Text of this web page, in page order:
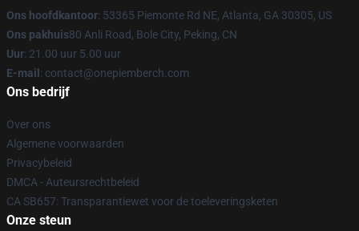
Ons hoofdkantoor: 53365 Piemonte Rd NE, Atlanta, GA 30305, US
Ons pakhuis80 Anli Road, Bole City, Peking, CN
Uur: 21.00 uur 5.00 uur
E-mail : contact@onepiemberch.com
Ons bedrijf
Over ons
Algemene voorwaarden
Privacybeleid
DMCA - Auteursrechtbeleid
CA SB657: Transparantiewet voor de toeleveringsketen
Onze steun